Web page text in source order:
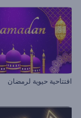
افتتاحية حيوية لرمضان